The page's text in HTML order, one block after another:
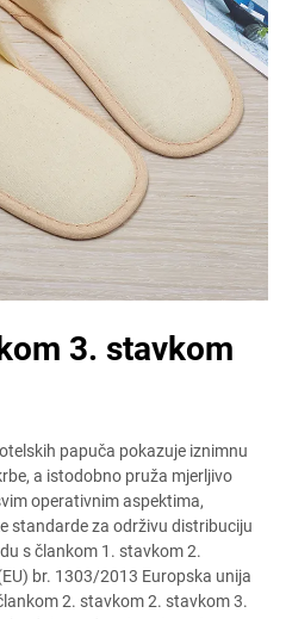
3. stavkom
papuča pokazuje iznimnu
a istodobno pruža mjerljivo
operativnim aspektima,
standarde za održivu distribuciju
s člankom 1. stavkom 2.
br. 1303/2013 Europska unija
2. stavkom 2. stavkom 3.